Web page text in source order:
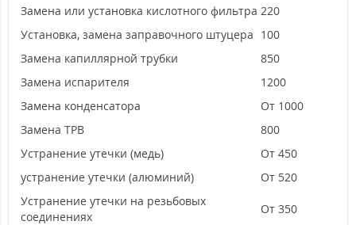
Замена или установка кислотного фильтра 220
Установка, замена заправочного штуцера 100
Замена капиллярной трубки
850
Замена испарителя
1200
Замена конденсатора
От 1000
Замена ТРВ
800
Устранение утечки (медь)
От 450
устранение утечки (алюминий)
От 520
Устранение утечки на резьбовых
соединениях
От 350